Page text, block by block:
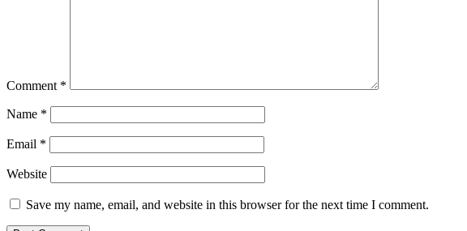
Comment *
Name *
Email *
Website
Save my name, email, and website in this browser for the next time I comment.